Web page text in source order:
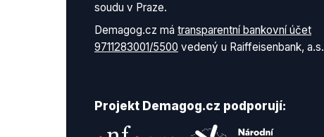
soudu v Praze.
Demagog.cz má transparentní bankovní účet
9711283001/5500 vedený u Raiffeisenbank, a.s.
Projekt Demagog.cz podporují: